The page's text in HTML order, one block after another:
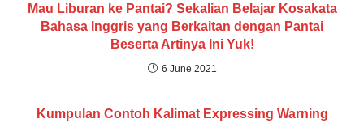
Mau Liburan ke Pantai? Sekalian Belajar Kosakata
Bahasa Inggris yang Berkaitan dengan Pantai
Beserta Artinya Ini Yuk!
6 June 2021
Kumpulan Contoh Kalimat Expressing Warning